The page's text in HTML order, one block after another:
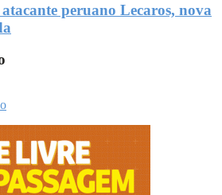
peruano Lecaros, nova